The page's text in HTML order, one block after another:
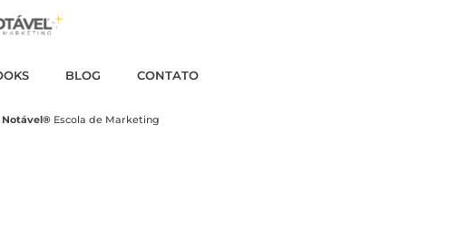
BLOG CONTATO
Notável® Escola de Marketing